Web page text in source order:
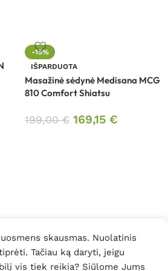
-15%
IŠPARDUOTA
Masažinė sėdynė Medisana MCG
810 Comfort Shiatsu
199,00€ 169,15 €
skausmas. Nuolatinis
Tačiau ką daryti, jeigu
vis tiek reikia? Siūlome Jums